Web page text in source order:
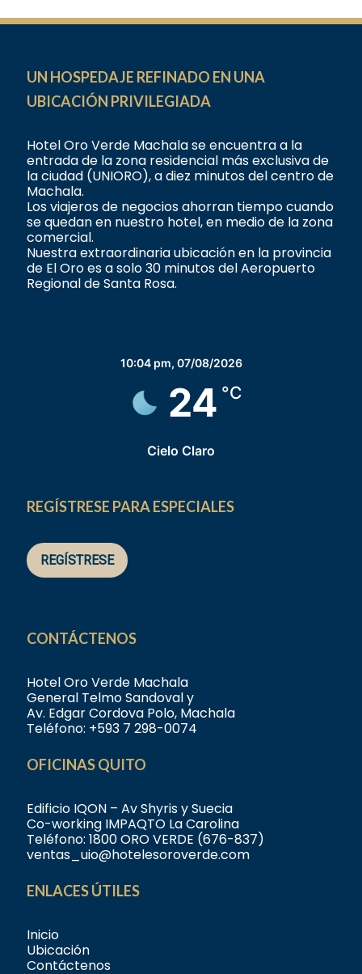
UN HOSPEDAJE REFINADO EN UNA
UBICACIÓN PRIVILEGIADA
Hotel Oro Verde Machala se encuentra a la
entrada de la zona residencial más exclusiva de
la ciudad (UNIORO), a diez minutos del centro de
Machala.
Los viajeros de negocios ahorran tiempo cuando
se quedan en nuestro hotel, en medio de la zona
comercial.
Nuestra extraordinaria ubicación en la provincia
de El Oro es a solo 30 minutos del Aeropuerto
Regional de Santa Rosa.
10:04 pm, 07/08/2026
24 °C
Cielo Claro
REGÍSTRESE PARA ESPECIALES
REGÍSTRESE
CONTÁCTENOS
Hotel Oro Verde Machala
General Telmo Sandoval y
Av. Edgar Cordova Polo, Machala
Teléfono: +593 7 298-0074
OFICINAS QUITO
Edificio IQON – Av Shyris y Suecia
Co-working IMPAQTO La Carolina
Teléfono: 1800 ORO VERDE (676-837)
ventas_uio@hotelesoroverde.com
ENLACES ÚTILES
Inicio
Ubicación
Contáctenos